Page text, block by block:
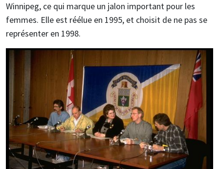
Winnipeg, ce qui marque un jalon important pour les
femmes. Elle est réélue en 1995, et choisit de ne pas se
représenter en 1998.